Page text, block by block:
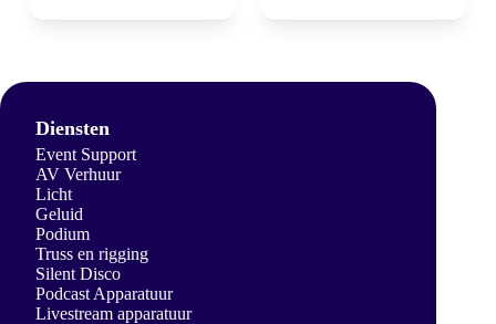
Diensten
Event Support
AV Verhuur
Licht
Geluid
Podium
Truss en rigging
Silent Disco
Podcast Apparatuur
Livestream apparatuur